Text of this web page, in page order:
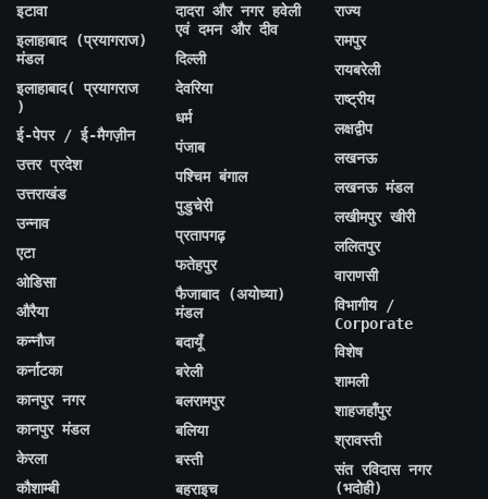
इटावा
इलाहाबाद (प्रयागराज)
मंडल
इलाहाबाद( प्रयागराज
)
ई-पेपर / ई-मैगज़ीन
उत्तर प्रदेश
उत्तराखंड
उन्नाव
एटा
ओडिसा
औरैया
कन्नौज
कर्नाटका
कानपुर नगर
कानपुर मंडल
केरला
कौशाम्बी
दादरा और नगर हवेली
एवं दमन और दीव
दिल्ली
देवरिया
धर्म
पंजाब
पश्चिम बंगाल
पुडुचेरी
प्रतापगढ़
फतेहपुर
फैजाबाद (अयोध्या)
मंडल
बदायूँ
बरेली
बलरामपुर
बलिया
बस्ती
बहराइच
राज्य
रामपुर
रायबरेली
राष्ट्रीय
लक्षद्वीप
लखनऊ
लखनऊ मंडल
लखीमपुर खीरी
ललितपुर
वाराणसी
विभागीय /
Corporate
विशेष
शामली
शाहजहाँपुर
श्रावस्ती
संत रविदास नगर
(भदोही)